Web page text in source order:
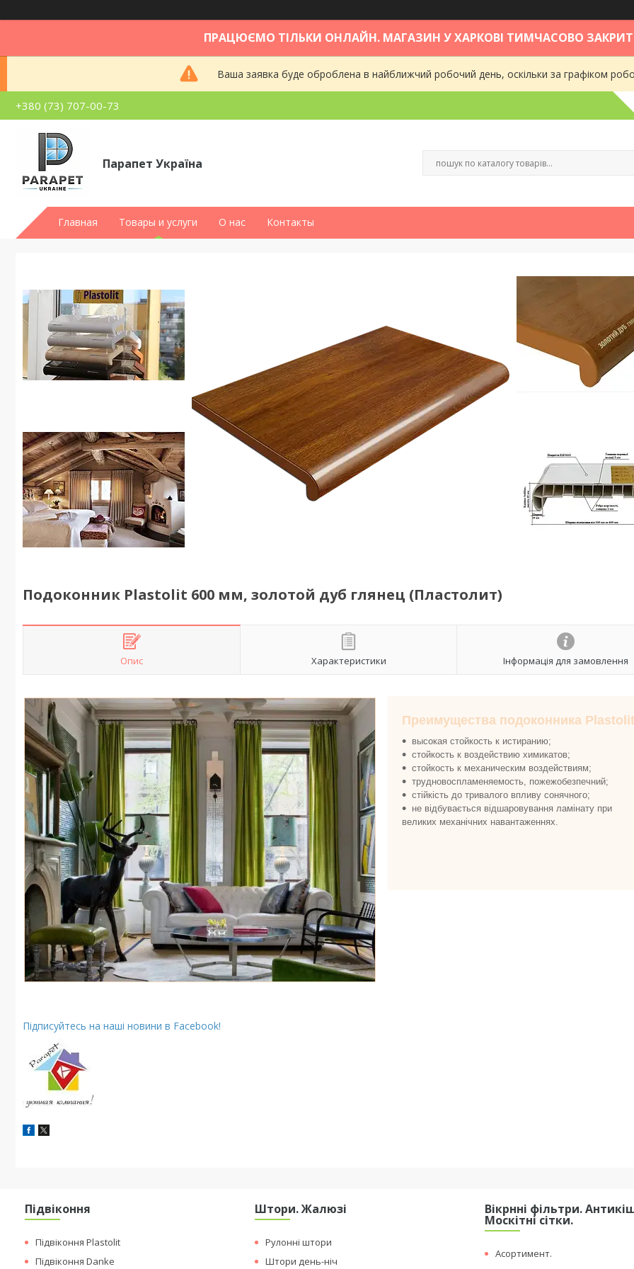
ПРАЦЮЄМО ТІЛЬКИ ОНЛАЙН. МАГАЗИН У ХАРКОВІ ТИМЧАСОВО
Ваша заявка буде оброблена в найближчий робочий день, оскільки за графіком
+380 (73) 707-00-73
Парапет Україна
Главная Товары и услуги О нас Контакты
Подоконник Plastolit 600 мм, золотой дуб глянец (Пластолит)
Опис Характеристики Інформація для замовлення
Преимущества подоконника
высокая стойкость к истиранию;
стойкость к воздействию химикатов;
стойкость к механическим воздействиям;
трудновоспламеняемость, пожежобезпечний;
стійкість до тривалого впливу сонячного;
не відбувається відшаровування ламінату при
великих механічних навантаженнях.
Підписуйтесь на наші новини в Facebook!
Підвіконня
Підвіконня Plastolit
Підвіконня Danke
Штори. Жалюзі
Рулонні штори
Штори день-ніч
Вікрнні фільтри.
Москітні сітки.
Асортимент.